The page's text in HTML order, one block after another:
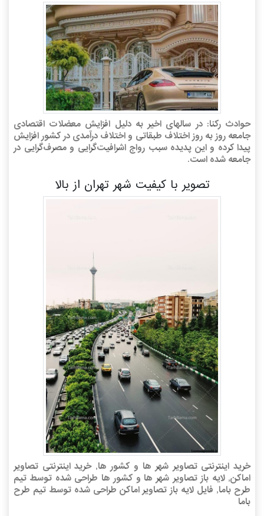
حوادث رکنا: در سالهای اخیر به دلیل افزایش معضلات اقتصادی
جامعه روز به روز اختلاف طبقاتی و اختلاف درآمدی در کشور افزایش
پیدا کرده و این پدیده سبب رواج اشرافیت‌گرایی و مصرف‌گرایی در
جامعه شده است.
تصویر با کیفیت شهر تهران از بالا
خرید اینترنتی تصاویر شهر ها و کشور ها, خرید اینترنتی تصاویر
اماکن, لایه باز تصاویر شهر ها و کشور ها طراحی شده توسط تیم
طرح باما, فایل لایه باز تصاویر اماکن طراحی شده توسط تیم طرح
باما